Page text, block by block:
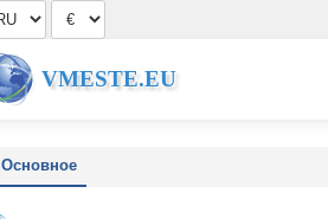
VMESTE.EU
Основное